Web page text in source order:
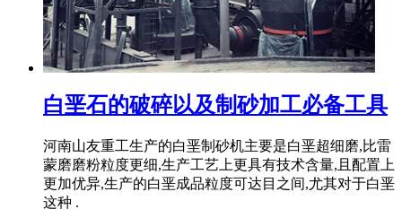
白垩石的破碎以及制砂加工必备工具
河南山友重工生产的白垩制砂机主要是白垩超细磨,比雷
蒙磨磨粉粒度更细,生产工艺上更具有技术含量,且配置上
更加优异,生产的白垩成品粒度可达目之间,尤其对于白垩
这种 .